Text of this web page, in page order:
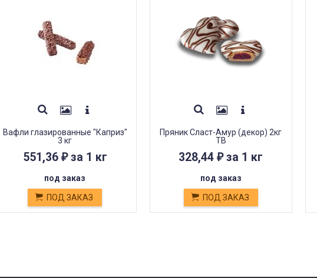
Вафли глазированные "Каприз"
3 кг
551,36 ₽за 1 кг
под заказ
ПОД ЗАКАЗ
Пряник Сласт-Амур (декор) 2кг
ТВ
328,44₽за 1 кг
под заказ
ПОД ЗАКАЗ